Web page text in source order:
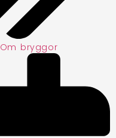
Om bryggor